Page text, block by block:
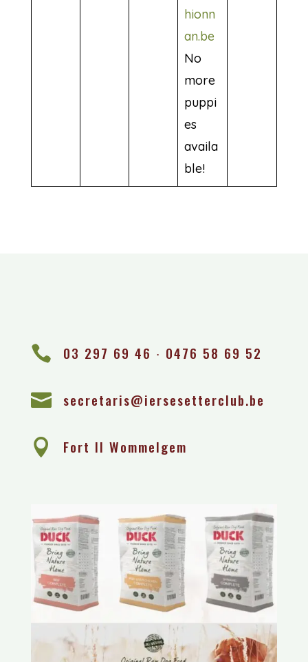
hionn
an.be
No
more
puppi
es
availa
ble!
 03 297 69 46 ∙ 0476 58 69 52
 secretaris@iersesetterclub.be
 Fort II Wommelgem